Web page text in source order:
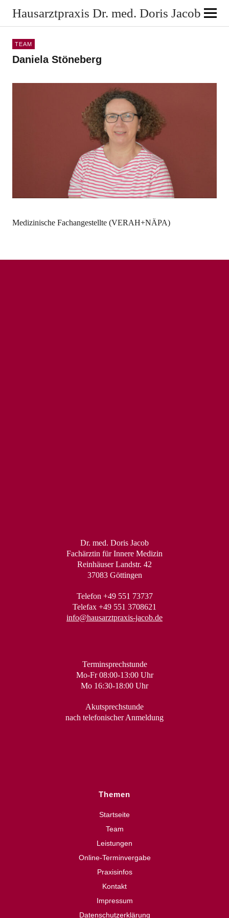
Hausarztpraxis Dr. med. Doris Jacob
TEAM
Daniela Stöneberg
Medizinische Fachangestellte (VERAH+NÄPA)
Dr. med. Doris Jacob
Fachärztin für Innere Medizin
Reinhäuser Landstr. 42
37083 Göttingen
Telefon +49 551 73737
Telefax +49 551 3708621
info@hausarztpraxis-jacob.de
Terminsprechstunde
Mo-Fr 08:00-13:00 Uhr
Mo 16:30-18:00 Uhr
Akutsprechstunde
nach telefonischer Anmeldung
Themen
Startseite
Team
Leistungen
Online-Terminvergabe
Praxisinfos
Kontakt
Impressum
Datenschutzerklärung